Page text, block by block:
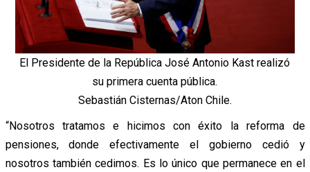
El Presidente de la República José Antonio Kast realizó
su primera cuenta pública.
Sebastián Cisternas/Aton Chile.
“Nosotros tratamos e hicimos con éxito la reforma de
pensiones, donde efectivamente el gobierno cedió y
nosotros también cedimos. Es lo único que permanece en el